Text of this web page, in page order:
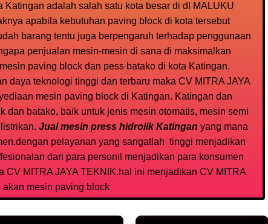
adalah salah satu kota besar di dI MALUKU
apabila kebutuhan paving block di kota tersebut
barang tentu juga berpengaruh terhadap penggunaan
penjualan mesin-mesin di sana di maksimalkan
paving block dan pess batako di kota Katingan.
daya teknologi tinggi dan terbaru maka CV MITRA JAYA
mesin paving block di Katingan. Katingan dan
batako, baik untuk jenis mesin otomatis, mesin semi
Jual mesin press hidrolik Katingan yang mana
pelayanan yang sangatlah tinggi menjadikan
dari para personil menjadikan para konsumen
MITRA JAYA TEKNIK.hal ini menjadikan CV MITRA
mesin paving block